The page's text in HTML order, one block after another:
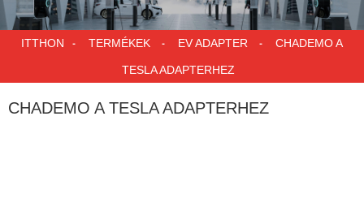
ITTHON TERMÉKEK EV ADAPTER CHADEMO A
TESLA ADAPTERHEZ
CHADEMO A TESLA ADAPTERHEZ